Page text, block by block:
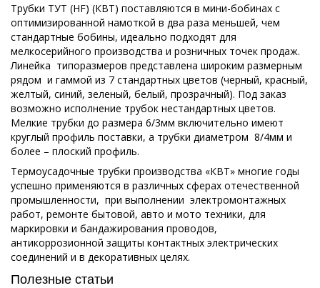
Трубки ТУТ (HF) (КВТ) поставляются в мини-бобинах с
оптимизированной намоткой в два раза меньшей, чем
стандартные бобины, идеально подходят для
мелкосерийного производства и розничных точек продаж.
Линейка типоразмеров представлена широким размерным
рядом и гаммой из 7 стандартных цветов (черный, красный,
желтый, синий, зеленый, белый, прозрачный). Под заказ
возможно исполнение трубок нестандартных цветов.
Мелкие трубки до размера 6/3мм включительно имеют
круглый профиль поставки, а трубки диаметром 8/4мм и
более – плоский профиль.
Термоусадочные трубки производства «КВТ» многие годы
успешно применяются в различных сферах отечественной
промышленности, при выполнении электромонтажных
работ, ремонте бытовой, авто и мото техники, для
маркировки и бандажирования проводов,
антикоррозионной защиты контактных электрических
соединений и в декоративных целях.
Полезные статьи